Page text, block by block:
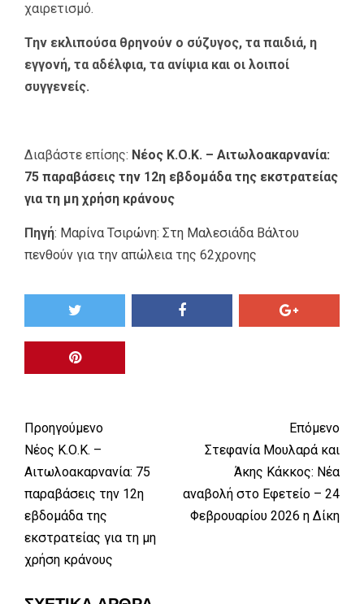
χαιρετισμό.
Την εκλιπούσα θρηνούν ο σύζυγος, τα παιδιά, η
εγγονή, τα αδέλφια, τα ανίψια και οι λοιποί
συγγενείς.
Διαβάστε επίσης: Νέος Κ.Ο.Κ. – Αιτωλοακαρνανία:
75 παραβάσεις την 12η εβδομάδα της εκστρατείας
για τη μη χρήση κράνους
Πηγή: Μαρίνα Τσιρώνη: Στη Μαλεσιάδα Βάλτου
πενθούν για την απώλεια της 62χρονης
Προηγούμενο
Νέος Κ.Ο.Κ. –
Αιτωλοακαρνανία: 75
παραβάσεις την 12η
εβδομάδα της
εκστρατείας για τη μη
χρήση κράνους
Επόμενο
Στεφανία Μουλαρά και
Άκης Κάκκος: Νέα
αναβολή στο Εφετείο – 24
Φεβρουαρίου 2026 η Δίκη